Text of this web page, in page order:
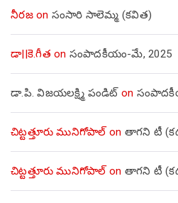
నీరజon సంసారి సాలెమ్మ (కవిత)
డా||కె.గీత on సంపాదకీయం-మే, 2025
డా.పి. విజయలక్ష్మి పండిట్ on
చిట్టత్తూరు మునిగోపాల్ on తాగని టీ
చిట్టత్తూరు మునిగోపాల్ on తాగని టీ